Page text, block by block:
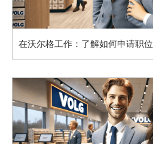
在沃尔格工作：了解如何申请职位